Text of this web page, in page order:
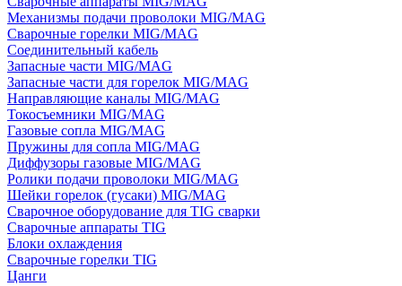
Механизмы подачи проволоки MIG/MAG
Сварочные горелки MIG/MAG
Соединительный кабель
Запасные части MIG/MAG
Запасные части для горелок MIG/MAG
Направляющие каналы MIG/MAG
Токосъемники MIG/MAG
Газовые сопла MIG/MAG
Пружины для сопла MIG/MAG
Диффузоры газовые MIG/MAG
Ролики подачи проволоки MIG/MAG
Шейки горелок (гусаки) MIG/MAG
Сварочное оборудование для TIG сварки
Сварочные аппараты TIG
Блоки охлаждения
Сварочные горелки TIG
Цанги